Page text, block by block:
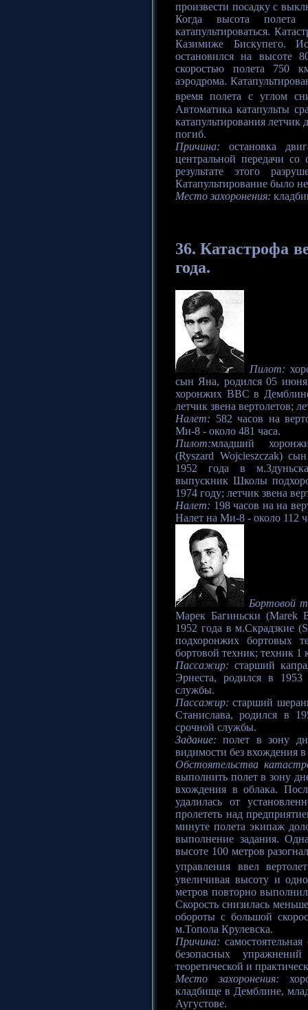
произвести посадку с
Когда высота полета
катапультироваться.
Казимиже Бискупего.
остановился на высоте
скоростью полета 750
аэродрома.
время полета с углом
Автоматика катапульты
катапультирования летчик
погиб.
Причина: остановка
центральной передачи
результате этого
Катапультирование было
Место захоронения:
36.Катастрофа
года.
Пилот:
сын Яна, родился 05
хоронжих ВВС в
летчик звена вертолетов;
Налет: 582 часов на
Ми-8 - около 481 часа.
Пилот:младший
(Ryszard Wojcieszczak)
1952 года в
выпускник Школы
1974 году; летчик звена
Налет: 198 часов на на
Налет на Ми-8 - около 112
Бортовой
Марек Багиньски (Marek
1952 года в м.Скрадзкие
подхоронжих бортовых
бортовой техник; техник 1
Пассажир: старший
Эрнеста, родился в 1953
службы.
Пассажир: старший
Станислава, родился в
срочной службы.
Задание: полет в зону
видимости без вхождения в
Обстоятельства
выполнить полет в зону
вхождения в облака.
удалилась от
пролететь над
минуте полета экипаж
выполнение задания.
высоте 100 метров
управления ввел
увеличивая высоту и
метров повторно
Скорость снизилась
обороты с большой
м.Топола Крулевска.
Причина:
безопасных
теоретической и
Место захоронения:
кладбище в Демблине,
Аугустове.